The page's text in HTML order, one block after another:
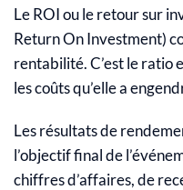
Le ROI ou le retour sur
Return On Investment)
rentabilité. C’est le ratio
les coûts qu’elle a
Les résultats de
l’objectif final de
chiffres d’affaires, de